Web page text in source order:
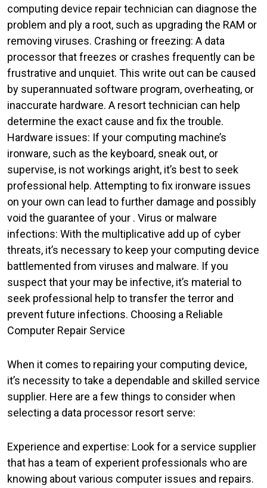
computing device repair technician can diagnose the
problem and ply a root, such as upgrading the RAM or
removing viruses. Crashing or freezing: A data
processor that freezes or crashes frequently can be
frustrative and unquiet. This write out can be caused
by superannuated software program, overheating, or
inaccurate hardware. A resort technician can help
determine the exact cause and fix the trouble.
Hardware issues: If your computing machine’s
ironware, such as the keyboard, sneak out, or
supervise, is not workings aright, it’s best to seek
professional help. Attempting to fix ironware issues
on your own can lead to further damage and possibly
void the guarantee of your . Virus or malware
infections: With the multiplicative add up of cyber
threats, it’s necessary to keep your computing device
battlemented from viruses and malware. If you
suspect that your may be infective, it’s material to
seek professional help to transfer the terror and
prevent future infections. Choosing a Reliable
Computer Repair Service
When it comes to repairing your computing device,
it’s necessity to take a dependable and skilled service
supplier. Here are a few things to consider when
selecting a data processor resort serve:
Experience and expertise: Look for a service supplier
that has a team of experient professionals who are
knowing about various computer issues and repairs.